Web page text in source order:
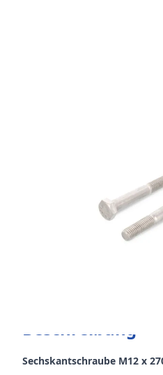
Beschreibung
Sechskantschraube M12 x